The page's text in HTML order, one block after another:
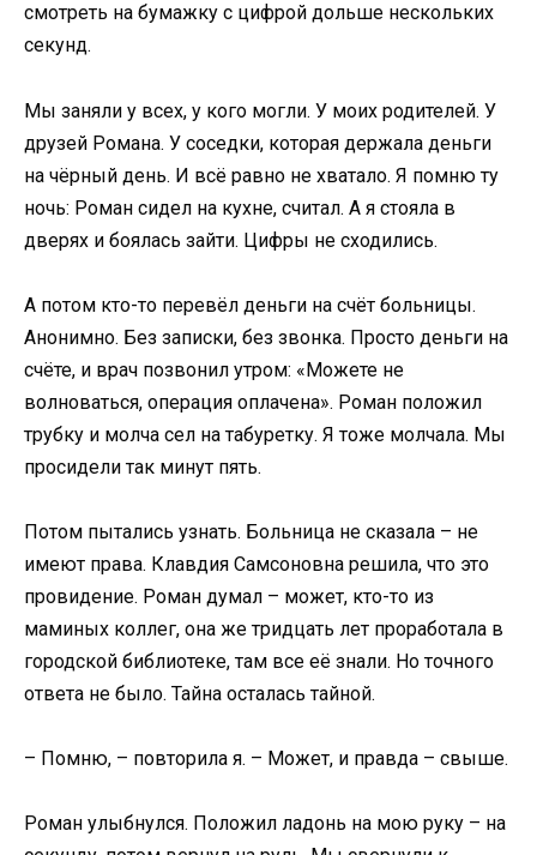
смотреть на бумажку с цифрой дольше нескольких
секунд.
Мы заняли у всех, у кого могли. У моих родителей. У
друзей Романа. У соседки, которая держала деньги
на чёрный день. И всё равно не хватало. Я помню ту
ночь: Роман сидел на кухне, считал. А я стояла в
дверях и боялась зайти. Цифры не сходились.
А потом кто-то перевёл деньги на счёт больницы.
Анонимно. Без записки, без звонка. Просто деньги на
счёте, и врач позвонил утром: «Можете не
волноваться, операция оплачена». Роман положил
трубку и молча сел на табуретку. Я тоже молчала. Мы
просидели так минут пять.
Потом пытались узнать. Больница не сказала – не
имеют права. Клавдия Самсоновна решила, что это
провидение. Роман думал – может, кто-то из
маминых коллег, она же тридцать лет проработала в
городской библиотеке, там все её знали. Но точного
ответа не было. Тайна осталась тайной.
– Помню, – повторила я. – Может, и правда – свыше.
Роман улыбнулся. Положил ладонь на мою руку – на